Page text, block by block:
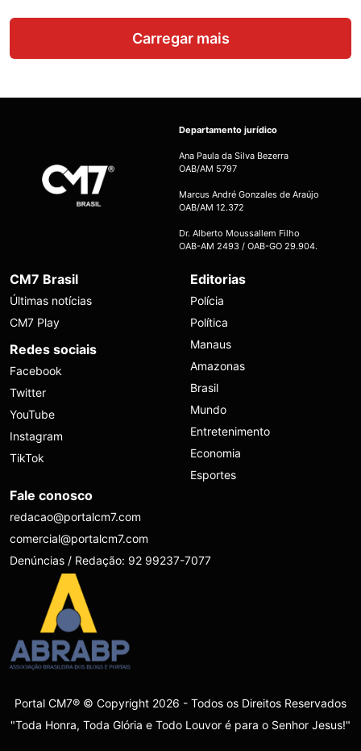
Carregar mais
Departamento jurídico
Ana Paula da Silva Bezerra
OAB/AM 5797
Marcus André Gonzales de Araújo
OAB/AM 12.372
Dr. Alberto Moussallem Filho
OAB-AM 2493 / OAB-GO 29.904.
CM7 Brasil
Últimas notícias
CM7 Play
Redes sociais
Facebook
Twitter
YouTube
Instagram
TikTok
Editorias
Polícia
Política
Manaus
Amazonas
Brasil
Mundo
Entretenimento
Economia
Esportes
Fale conosco
redacao@portalcm7.com
comercial@portalcm7.com
Denúncias / Redação: 92 99237-7077
Portal CM7® © Copyright 2026 - Todos os Direitos Reservados
"Toda Honra, Toda Glória e Todo Louvor é para o Senhor Jesus!"